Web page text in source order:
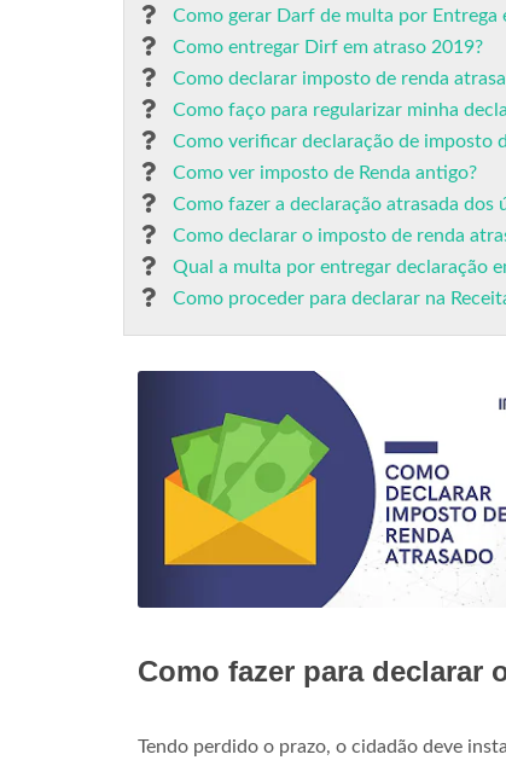
Como gerar Darf de multa por Entrega
Como entregar Dirf em atraso 2019?
Como declarar imposto de renda
Como faço para regularizar minha
Como verificar declaração de imposto
Como ver imposto de Renda antigo?
Como fazer a declaração atrasada dos
Como declarar o imposto de renda
Qual a multa por entregar declaração
Como proceder para declarar na
Como fazer para declarar
Tendo perdido o prazo, o cidadão deve